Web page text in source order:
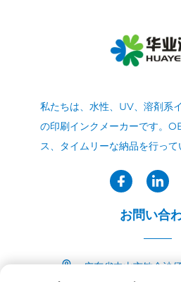
私たちは、水性、UV、溶剤系
の印刷インクメーカーです。
ス、タイムリーな納品を行って
お問い合
广东省中山市敏众沙